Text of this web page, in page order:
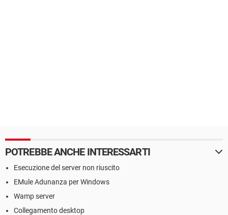
POTREBBE ANCHE INTERESSARTI
Esecuzione del server non riuscito
EMule Adunanza per Windows
Wamp server
Collegamento desktop